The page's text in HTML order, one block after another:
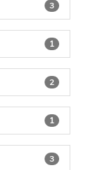
3
1
2
1
3